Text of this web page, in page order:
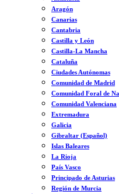
Aragón
Canarias
Cantabria
Castilla y León
Castilla-La Mancha
Cataluña
Ciudades Autónomas
Comunidad de Madrid
Comunidad Foral de
Comunidad Valenciana
Extremadura
Galicia
Gibraltar (Español)
Islas Baleares
La Rioja
País Vasco
Principado de Asturias
Región de Murcia